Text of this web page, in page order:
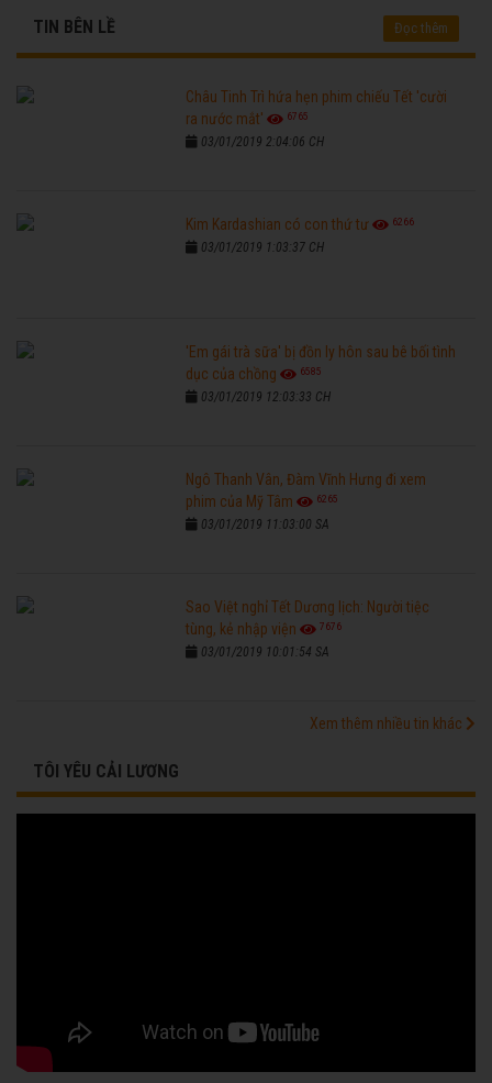
TIN BÊN LỀ Đọc thêm
Châu Tinh Trì hứa hẹn phim chiếu Tết 'cười
ra nước mắt'
6765
03/01/2019 2:04:06 CH
Kim Kardashian có con thứ tư 6266
03/01/2019 1:03:37 CH
'Em gái trà sữa' bị đồn ly hôn sau bê bối tình
dục của chồng
6585
03/01/2019 12:03:33 CH
Ngô Thanh Vân, Đàm Vĩnh Hưng đi xem
phim của Mỹ Tâm
6265
03/01/2019 11:03:00 SA
Sao Việt nghỉ Tết Dương lịch: Người tiệc
tùng, kẻ nhập viện
7676
03/01/2019 10:01:54 SA
Xem thêm nhiều tin khác
TÔI YÊU CẢI LƯƠNG